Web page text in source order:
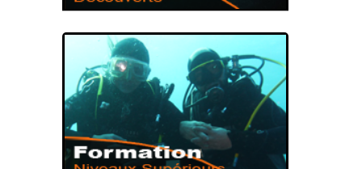
BAPTÊME DE
PLONGÉE
PREMIÈRE IMMERSION